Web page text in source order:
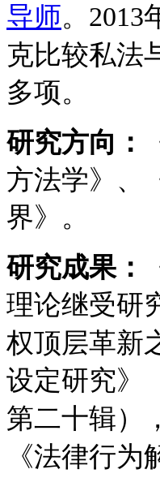
导师。 2013
克比较私法
多项。
研究方向：
方法学》、
界》。
研究成果：
理论继受研
权顶层革新
设定研究》
第二十辑）
《法律行